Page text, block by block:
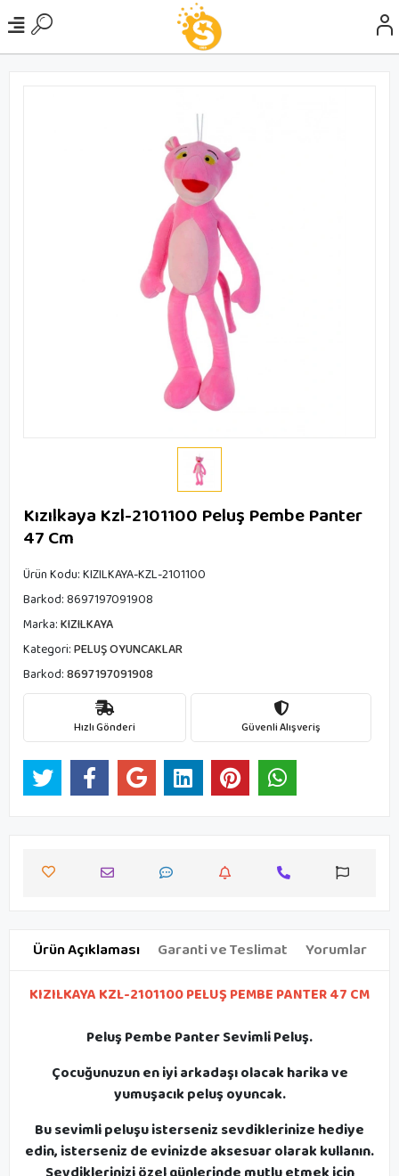
Kızılkaya Kzl-2101100 Peluş Pembe Panter
47 Cm
Ürün Kodu:KIZILKAYA-KZL-2101100
Barkod:8697197091908
Marka:KIZILKAYA
Kategori:PELUŞ OYUNCAKLAR
Barkod:8697197091908
Hızlı Gönderi Güvenli Alışveriş
Ürün Açıklaması Garanti ve Teslimat Yorumlar
KIZILKAYA KZL-2101100 PELUŞ PEMBE PANTER 47 CM
Peluş Pembe Panter Sevimli Peluş.
Çocuğunuzun en iyi arkadaşı olacak harika ve
yumuşacık peluş oyuncak.
Bu sevimli peluşu isterseniz sevdiklerinize hediye
edin, isterseniz de evinizde aksesuar olarak kullanın.